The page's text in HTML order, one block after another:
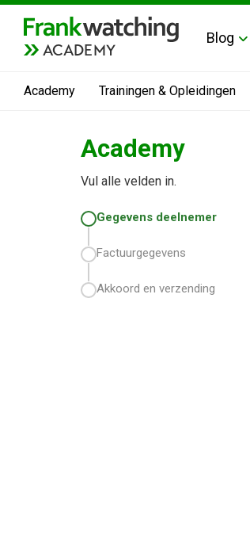
ACADEMY
Blog
Academy Trainingen & Opleidingen
Academy
Vul alle velden in.
Gegevens deelnemer
Factuurgegevens
Akkoord en verzending